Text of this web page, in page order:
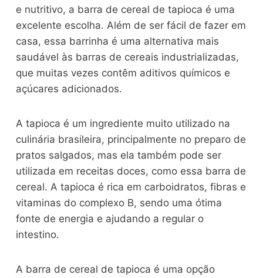
e nutritivo, a barra de cereal de tapioca é uma
excelente escolha. Além de ser fácil de fazer em
casa, essa barrinha é uma alternativa mais
saudável às barras de cereais industrializadas,
que muitas vezes contêm aditivos químicos e
açúcares adicionados.
A tapioca é um ingrediente muito utilizado na
culinária brasileira, principalmente no preparo de
pratos salgados, mas ela também pode ser
utilizada em receitas doces, como essa barra de
cereal. A tapioca é rica em carboidratos, fibras e
vitaminas do complexo B, sendo uma ótima
fonte de energia e ajudando a regular o
intestino.
A barra de cereal de tapioca é uma opção